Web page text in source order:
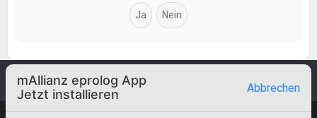
Foren-Übersicht
mAllianz eprolog App
Jetzt installieren
Abbrechen